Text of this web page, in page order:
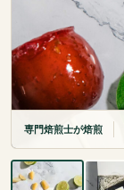
専門焙煎士が焙煎